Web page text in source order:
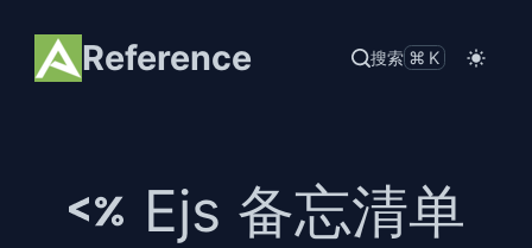
Reference 搜索 ⌘K
Ejs 备忘清单